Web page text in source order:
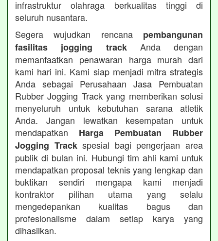
infrastruktur olahraga berkualitas tinggi di
seluruh nusantara.
Segera wujudkan rencana pembangunan
fasilitas jogging trackAnda dengan
memanfaatkan penawaran harga murah dari
kami hari ini. Kami siap menjadi mitra strategis
Anda sebagai Perusahaan Jasa Pembuatan
Rubber Jogging Track yang memberikan solusi
menyeluruh untuk kebutuhan sarana atletik
Anda. Jangan lewatkan kesempatan untuk
mendapatkan Harga Pembuatan Rubber
Jogging Trackspesial bagi pengerjaan area
publik di bulan ini. Hubungi tim ahli kami untuk
mendapatkan proposal teknis yang lengkap dan
buktikan sendiri mengapa kami menjadi
kontraktor pilihan utama yang selalu
mengedepankan kualitas bagus dan
profesionalisme dalam setiap karya yang
dihasilkan.